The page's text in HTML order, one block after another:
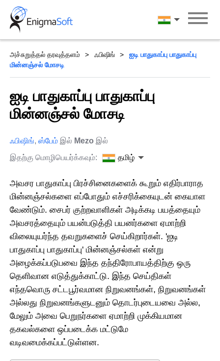
Skip
content
தமிழ்
அச்சுறுத்தல் தரவுத்தளம் ஃபிஷிங்
ஐடி பாதுகாப்பு பாதுகாப்பு
மின்னஞ்சல் மோசடி
ஐடி பாதுகாப்பு பாதுகாப்பு
மின்னஞ்சல் மோசடி
ஃபிஷிங், ஸ்பேம் இல் Mezo இல்
இதற்கு மொழிபெயர்க்கவும்:
தமிழ்
அவசர பாதுகாப்பு பிரச்சினைகளைக் கூறும் எதிர்பாராத
மின்னஞ்சல்களை எப்போதும் எச்சரிக்கையுடன் கையாள
வேண்டும். சைபர் குற்றவாளிகள் அடிக்கடி பயத்தையும்
அவசரத்தையும் பயன்படுத்தி பயனர்களை ஏமாற்றி
விலையுயர்ந்த தவறுகளைச் செய்கிறார்கள். 'ஐடி
பாதுகாப்பு பாதுகாப்பு' மின்னஞ்சல்கள் என்று
அழைக்கப்படுபவை இந்த தந்திரோபாயத்திற்கு ஒரு
தெளிவான எடுத்துக்காட்டு. இந்த செய்திகள்
எந்தவொரு சட்டபூர்வமான நிறுவனங்கள், நிறுவனங்கள்
அல்லது நிறுவனங்களுடனும் தொடர்புடையவை அல்ல,
மேலும் அவை பெறுநர்களை ஏமாற்றி முக்கியமான
தகவல்களை ஒப்படைக்க மட்டுமே
வடிவமைக்கப்பட்டுள்ளன.